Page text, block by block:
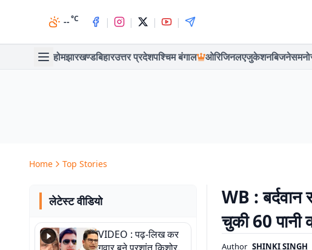
--°C | | | |
होमझारखण्डबिहारउत्तर प्रदेशपश्चिम बंगाल ओरिजिनलएजुकेशनबिजनेस
Home Top Stories
लेटेस्ट वीडियो
VIDEO : पढ़-लिख कर
WB : बर्दवान
चुकी 60 पानी
Author SHINKI SINGH